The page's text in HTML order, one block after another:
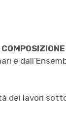
e
dei lavori